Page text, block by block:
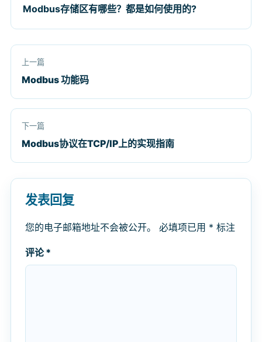
Modbus存储区有哪些？都是如何使用的?
上一篇
Modbus 功能码
下一篇
Modbus协议在TCP/IP上的实现指南
发表回复
您的电子邮箱地址不会被公开。 必填项已用 * 标注
评论*